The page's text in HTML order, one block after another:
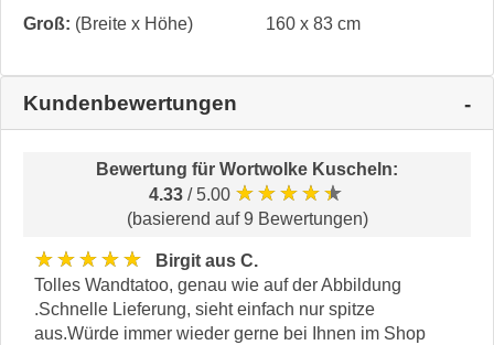
Groß: (Breite x Höhe) 160 x 83 cm
Kundenbewertungen
Bewertung für Wortwolke Kuscheln:
4.33 / 5.00 ★★★★★
(basierend auf 9 Bewertungen)
★★★★★
Birgit aus C.
Tolles Wandtatoo, genau wie auf der Abbildung
.Schnelle Lieferung, sieht einfach nur spitze
aus.Würde immer wieder gerne bei Ihnen im Shop